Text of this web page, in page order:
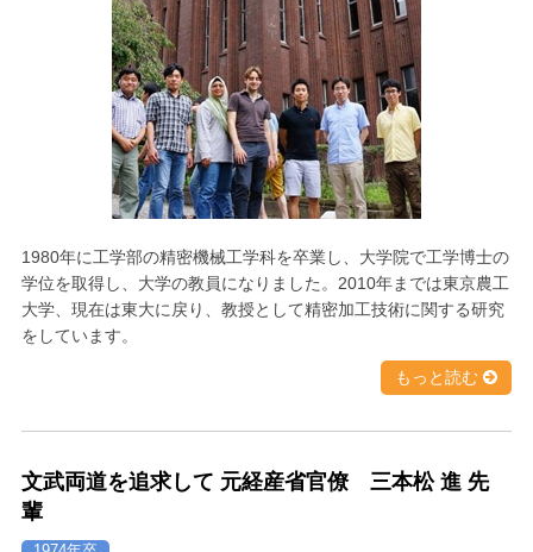
1980年に工学部の精密機械工学科を卒業し、大学院で工学博士の
学位を取得し、大学の教員になりました。2010年までは東京農工
大学、現在は東大に戻り、教授として精密加工技術に関する研究
をしています。
もっと読む
文武両道を追求して 元経産省官僚 三本松 進 先
輩